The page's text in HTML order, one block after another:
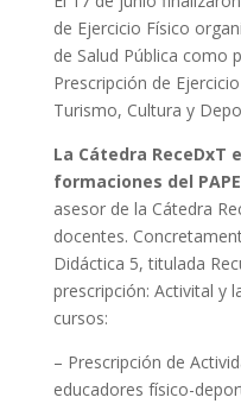
de Ejercicio Físico
de Salud Pública como
Prescripción de
Turismo, Cultura y
La Cátedra ReceDxT
formaciones del
asesor de la Cátedra
docentes.
Didáctica 5, titulada
prescripción: Activital y
cursos:
– Prescripción de
educadores físico-